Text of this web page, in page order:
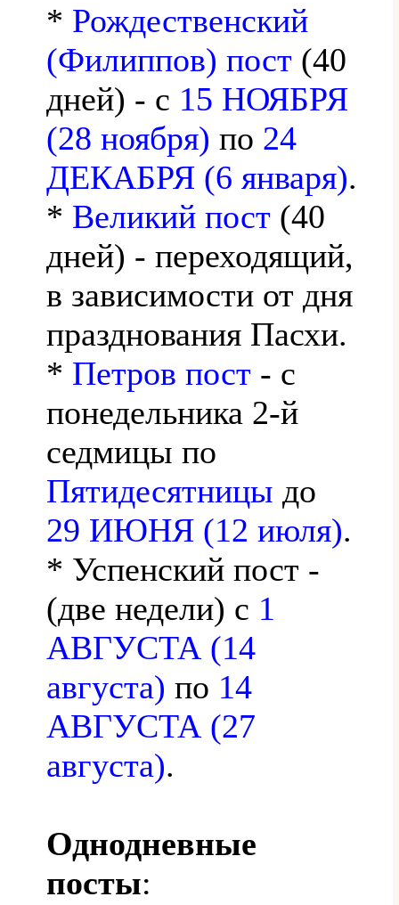
* Рождественский
(Филиппов) пост (40
дней) - с 15 НОЯБРЯ
(28 ноября) по 24
ДЕКАБРЯ (6 января).
* Великий пост (40
дней) - переходящий,
в зависимости от дня
празднования Пасхи.
* Петров пост - с
понедельника 2-й
седмицы по
Пятидесятницы до
29 ИЮНЯ (12 июля).
* Успенский пост -
(две недели) с 1
АВГУСТА (14
августа) по 14
АВГУСТА (27
августа).
Однодневные
посты: